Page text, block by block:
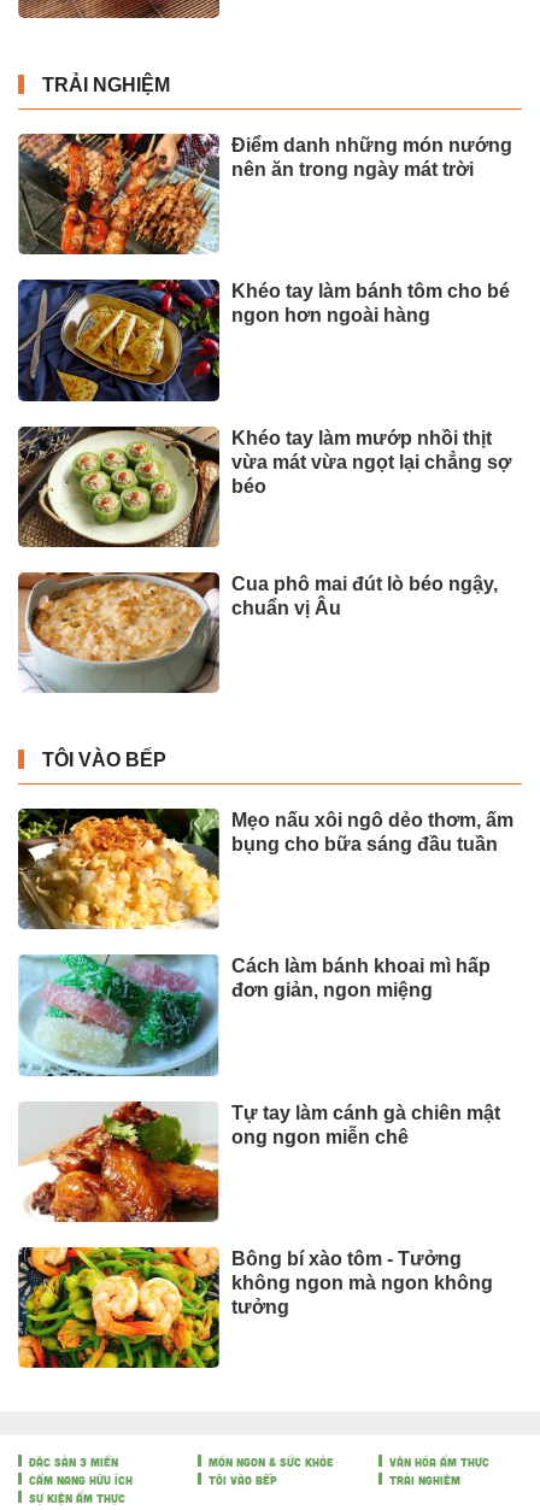
TRẢI NGHIỆM
Điểm danh những món nướng
nên ăn trong ngày mát trời
Khéo tay làm bánh tôm cho bé
ngon hơn ngoài hàng
Khéo tay làm mướp nhồi thịt
vừa mát vừa ngọt lại chẳng sợ
béo
Cua phô mai đút lò béo ngậy,
chuẩn vị Âu
TÔI VÀO BẾP
Mẹo nấu xôi ngô dẻo thơm, ấm
bụng cho bữa sáng đầu tuần
Cách làm bánh khoai mì hấp
đơn giản, ngon miệng
Tự tay làm cánh gà chiên mật
ong ngon miễn chê
Bông bí xào tôm - Tưởng
không ngon mà ngon không
tưởng
ĐẶC SẢN 3 MIỀN MÓN NGON & SỨC KHỎE
VĂN HÓA ẨM THỰC
CẨM NANG HỮU ÍCH
TÔI VÀO BẾP
TRẢI NGHIỆM
SỰ KIỆN ẨM THỰC